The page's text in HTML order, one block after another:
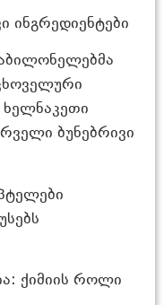
ინგრედიენტები
ხელნაკეთი
ბუნებრივი
ქიმიის როლი